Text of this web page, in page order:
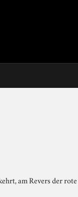
am Revers der